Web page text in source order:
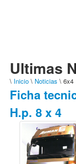
Ultimas
\ Inicio \ Noticias \ 6x4
Ficha
H.p. 8 x 4